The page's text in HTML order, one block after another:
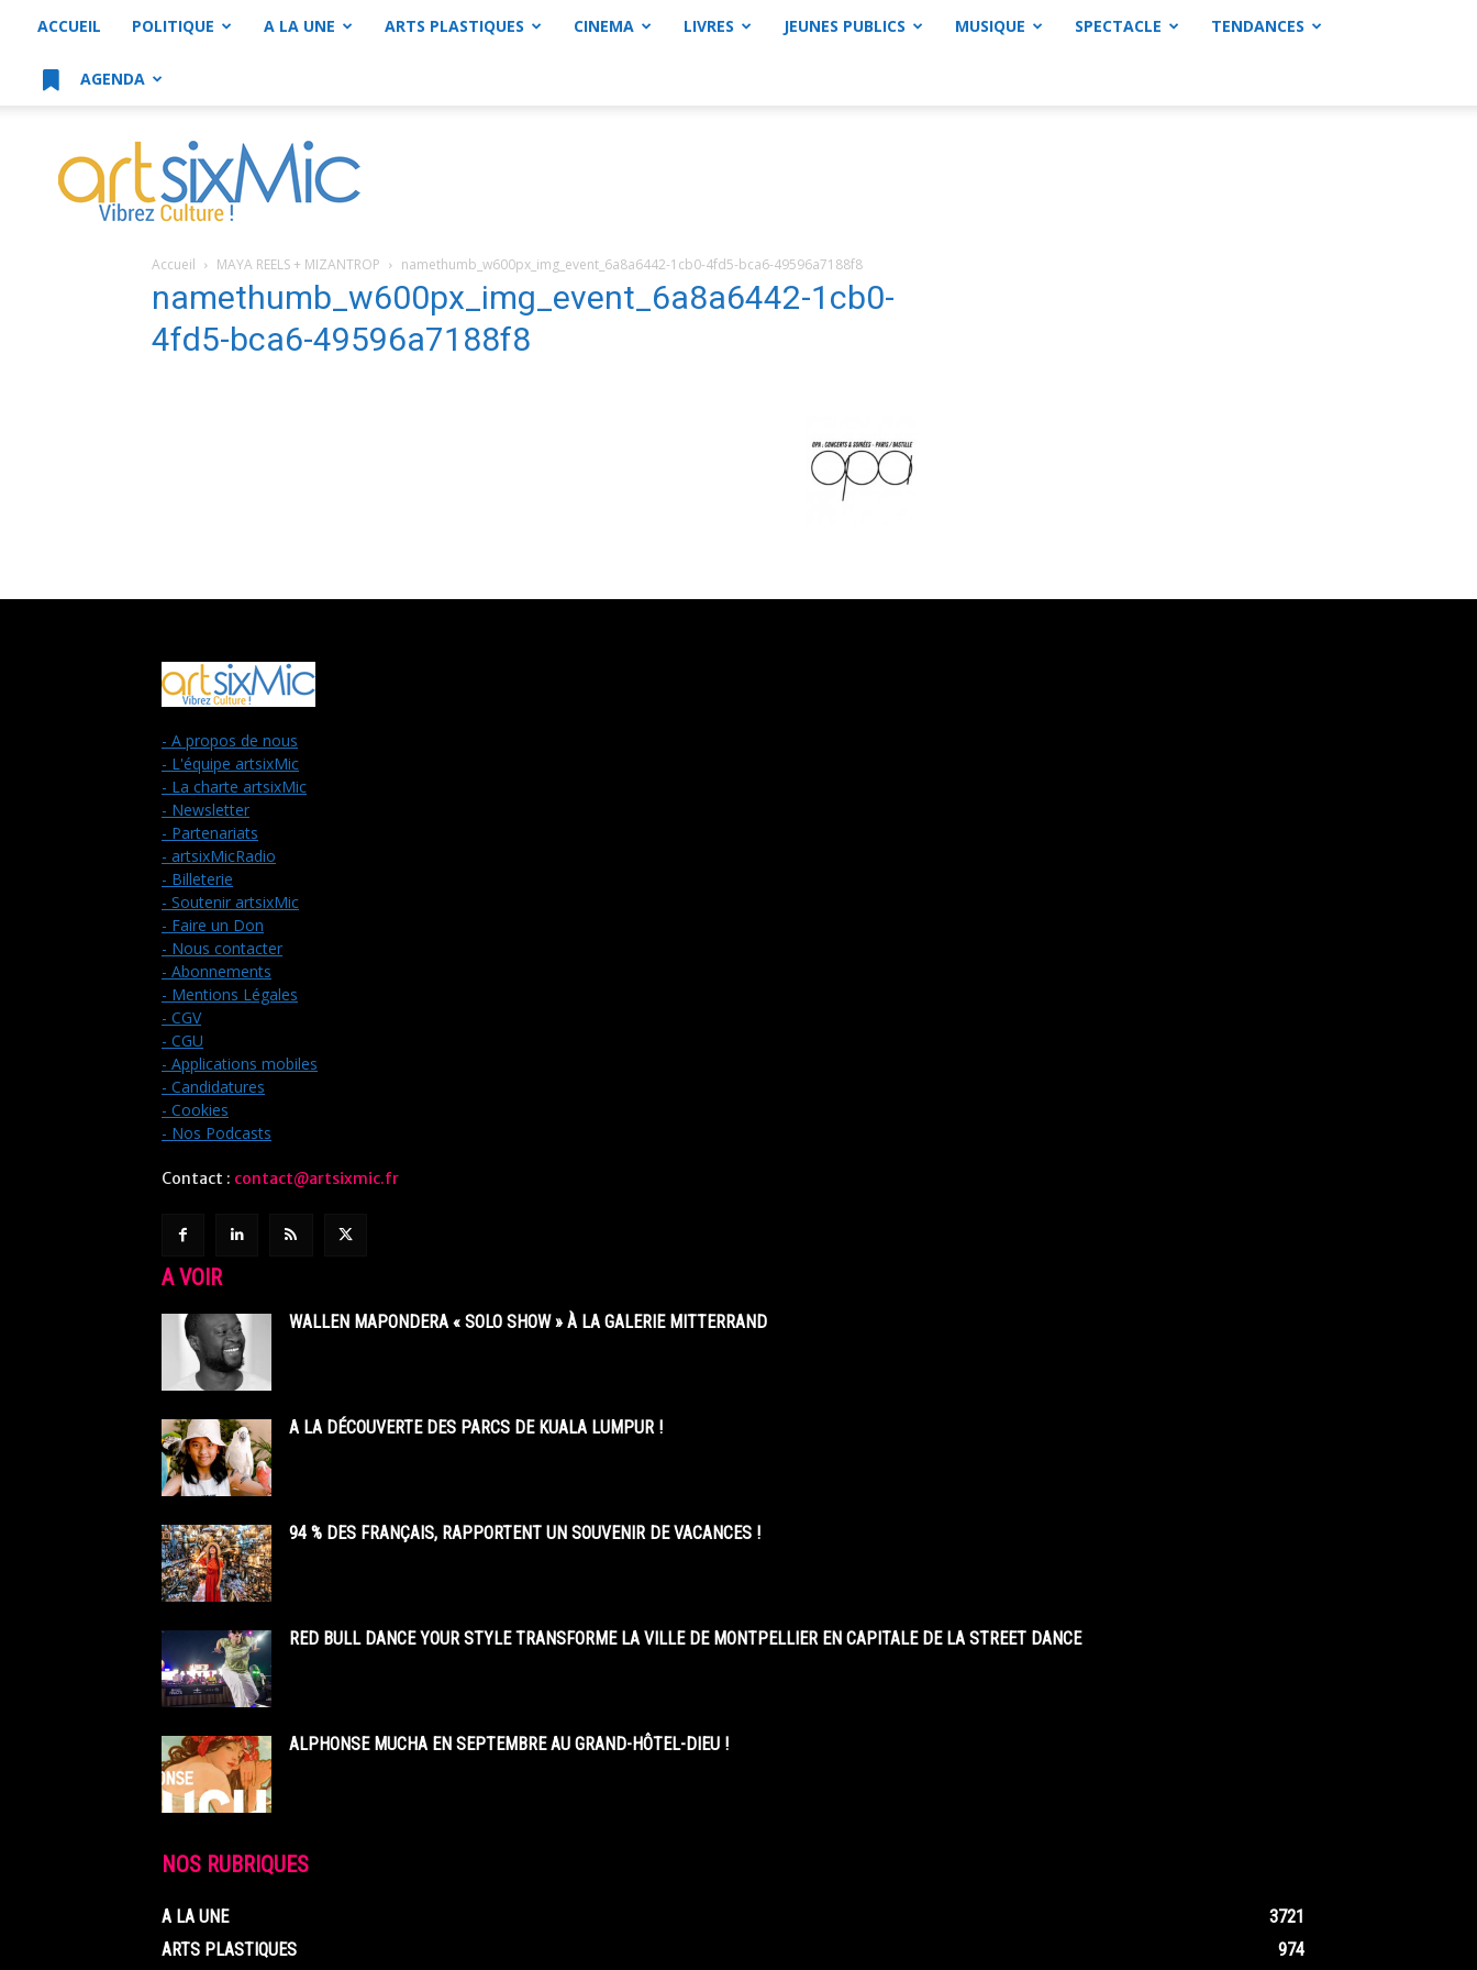
ACCUEIL POLITIQUE A LA UNE ARTS PLASTIQUES CINEMA LIVRES JEUNES PUBLICS MUSIQUE SPECTACLE TENDANCES
AGENDA
artsixMic
Accueil MAYA REELS + MIZANTROP namethumb_w600px_img_event_6a8a6442-1cb0-4fd5-bca6-49596a7188f8
namethumb_w600px_img_event_6a8a6442-1cb0-
4fd5-bca6-49596a7188f8
- A propos de nous
- L'équipe artsixMic
- La charte artsixMic
- Newsletter
- Partenariats
- artsixMicRadio
- Billeterie
- Soutenir artsixMic
- Faire un Don
- Nous contacter
- Abonnements
- Mentions Légales
- CGV
- CGU
- Applications mobiles
- Candidatures
- Cookies
- Nos Podcasts
Contact : contact@artsixmic.fr
A VOIR
WALLEN MAPONDERA « SOLO SHOW » À LA GALERIE MITTERRAND
A LA DÉCOUVERTE DES PARCS DE KUALA LUMPUR !
94 % DES FRANÇAIS, RAPPORTENT UN SOUVENIR DE VACANCES !
RED BULL DANCE YOUR STYLE TRANSFORME LA VILLE DE MONTPELLIER EN CAPITALE DE LA STREET DANCE
ALPHONSE MUCHA EN SEPTEMBRE AU GRAND-HÔTEL-DIEU !
NOS RUBRIQUES
A LA UNE
3721
ARTS PLASTIQUES
974